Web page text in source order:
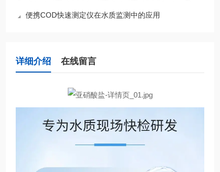
便携COD快速测定仪在水质监测中的应用
详细介绍 在线留言